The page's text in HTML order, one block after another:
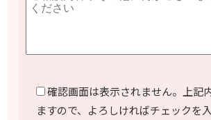
確認画面は表示されません。上記
ますので、よろしければチェックを